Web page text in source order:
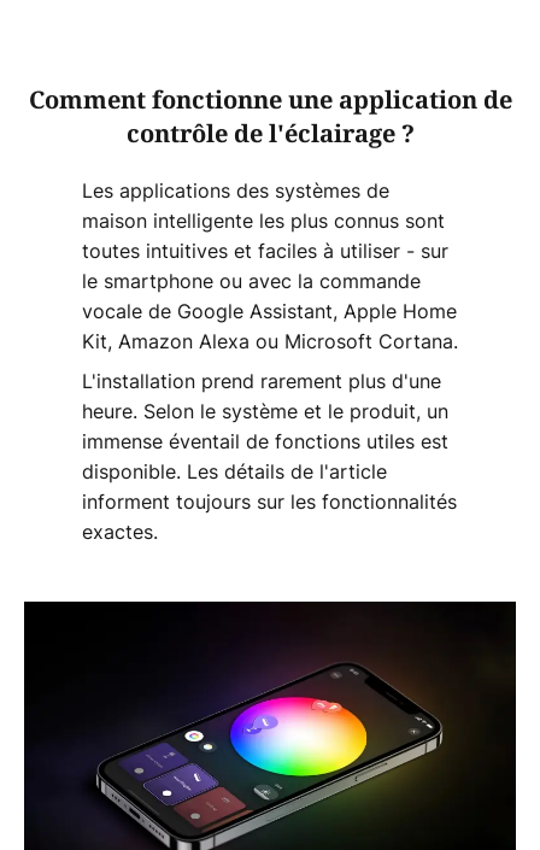
Comment fonctionne une application de
contrôle de l'éclairage ?
Les applications des systèmes de
maison intelligente les plus connus sont
toutes intuitives et faciles à utiliser - sur
le smartphone ou avec la commande
vocale de Google Assistant, Apple Home
Kit, Amazon Alexa ou Microsoft Cortana.
L'installation prend rarement plus d'une
heure. Selon le système et le produit, un
immense éventail de fonctions utiles est
disponible. Les détails de l'article
informent toujours sur les fonctionnalités
exactes.